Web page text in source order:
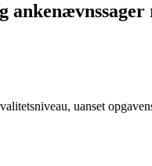
uanset